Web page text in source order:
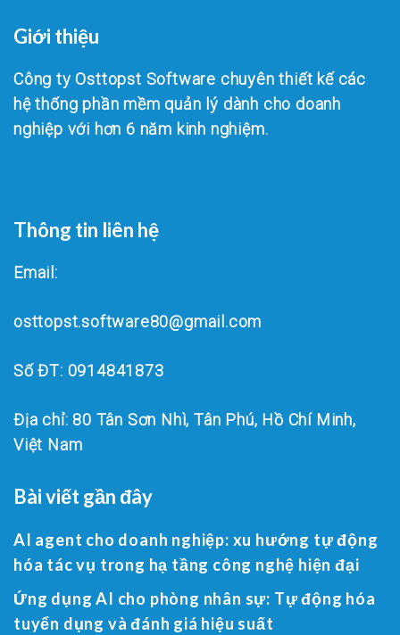
Giới thiệu
Công ty Osttopst Software chuyên thiết kế các
hệ thống phần mềm quản lý dành cho doanh
nghiệp với hơn 6 năm kinh nghiệm.
Thông tin liên hệ
Email:
osttopst.software80@gmail.com
Số ĐT: 0914841873
Địa chỉ: 80 Tân Sơn Nhì, Tân Phú, Hồ Chí Minh,
Việt Nam
Bài viết gần đây
AI agent cho doanh nghiệp: xu hướng tự động
hóa tác vụ trong hạ tầng công nghệ hiện đại
Ứng dụng AI cho phòng nhân sự: Tự động hóa
tuyển dụng và đánh giá hiệu suất